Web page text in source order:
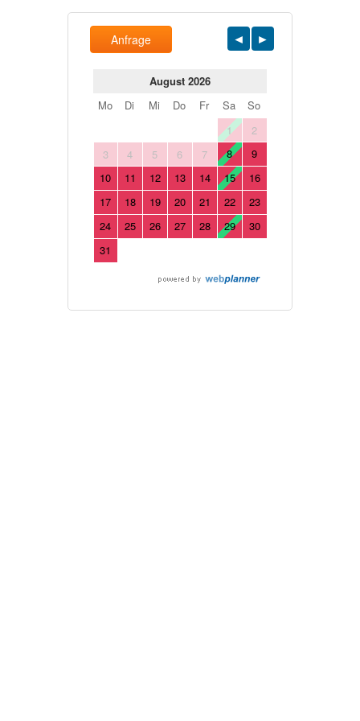
Anfrage
August 2026
Mo
Di Mi Do Fr Sa
So
1
2
3
4 5 6 7 8
9
10
11 12 13 14 15
16
17
18 19 20 21 22
23
24
25 26 27 28 29
30
31